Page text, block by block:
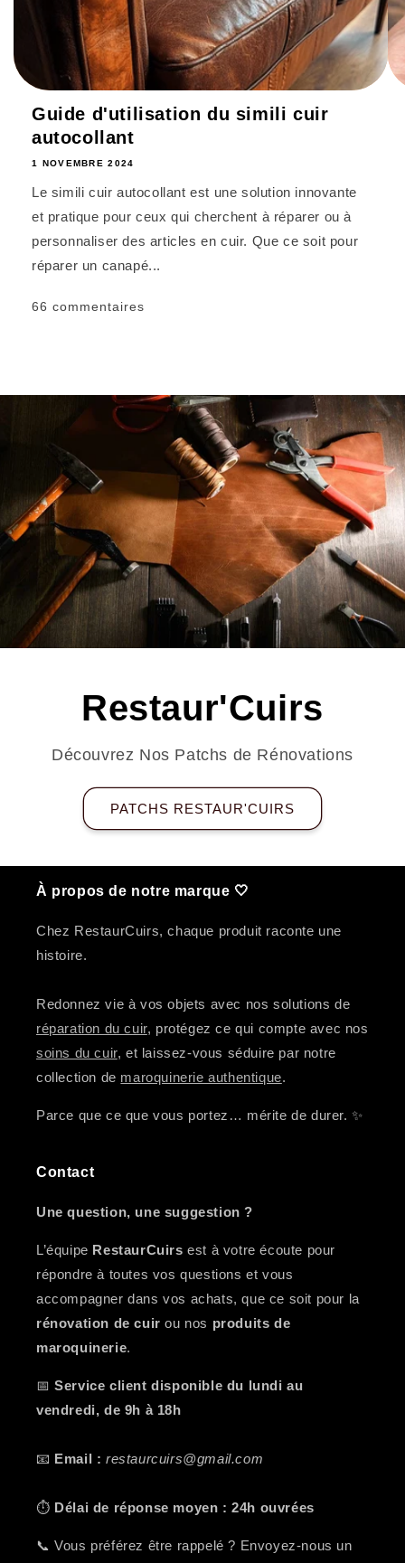
Guide d'utilisation du simili cuir
autocollant
1 NOVEMBRE 2024
Le simili cuir autocollant est une solution innovante
et pratique pour ceux qui cherchent à réparer ou à
personnaliser des articles en cuir. Que ce soit pour
réparer un canapé...
66 commentaires
Restaur'Cuirs
Découvrez Nos Patchs de Rénovations
PATCHS RESTAUR'CUIRS
À propos de notre marque 🤍
Chez RestaurCuirs, chaque produit raconte une
histoire.
Redonnez vie à vos objets avec nos solutions de
réparation du cuir, protégez ce qui compte avec nos
soins du cuir, et laissez-vous séduire par notre
collection de maroquinerie authentique.
Parce que ce que vous portez… mérite de durer. ✨
Contact
Une question, une suggestion ?
L’équipe RestaurCuirs est à votre écoute pour
répondre à toutes vos questions et vous
accompagner dans vos achats, que ce soit pour la
rénovation de cuir ou nos produits de
maroquinerie.
📅Service client disponible du lundi au
vendredi, de 9h à 18h
📧 Email : restaurcuirs@gmail.com
⏱️ Délai de réponse moyen : 24h ouvrées
📞 Vous préférez être rappelé ? Envoyez-nous un